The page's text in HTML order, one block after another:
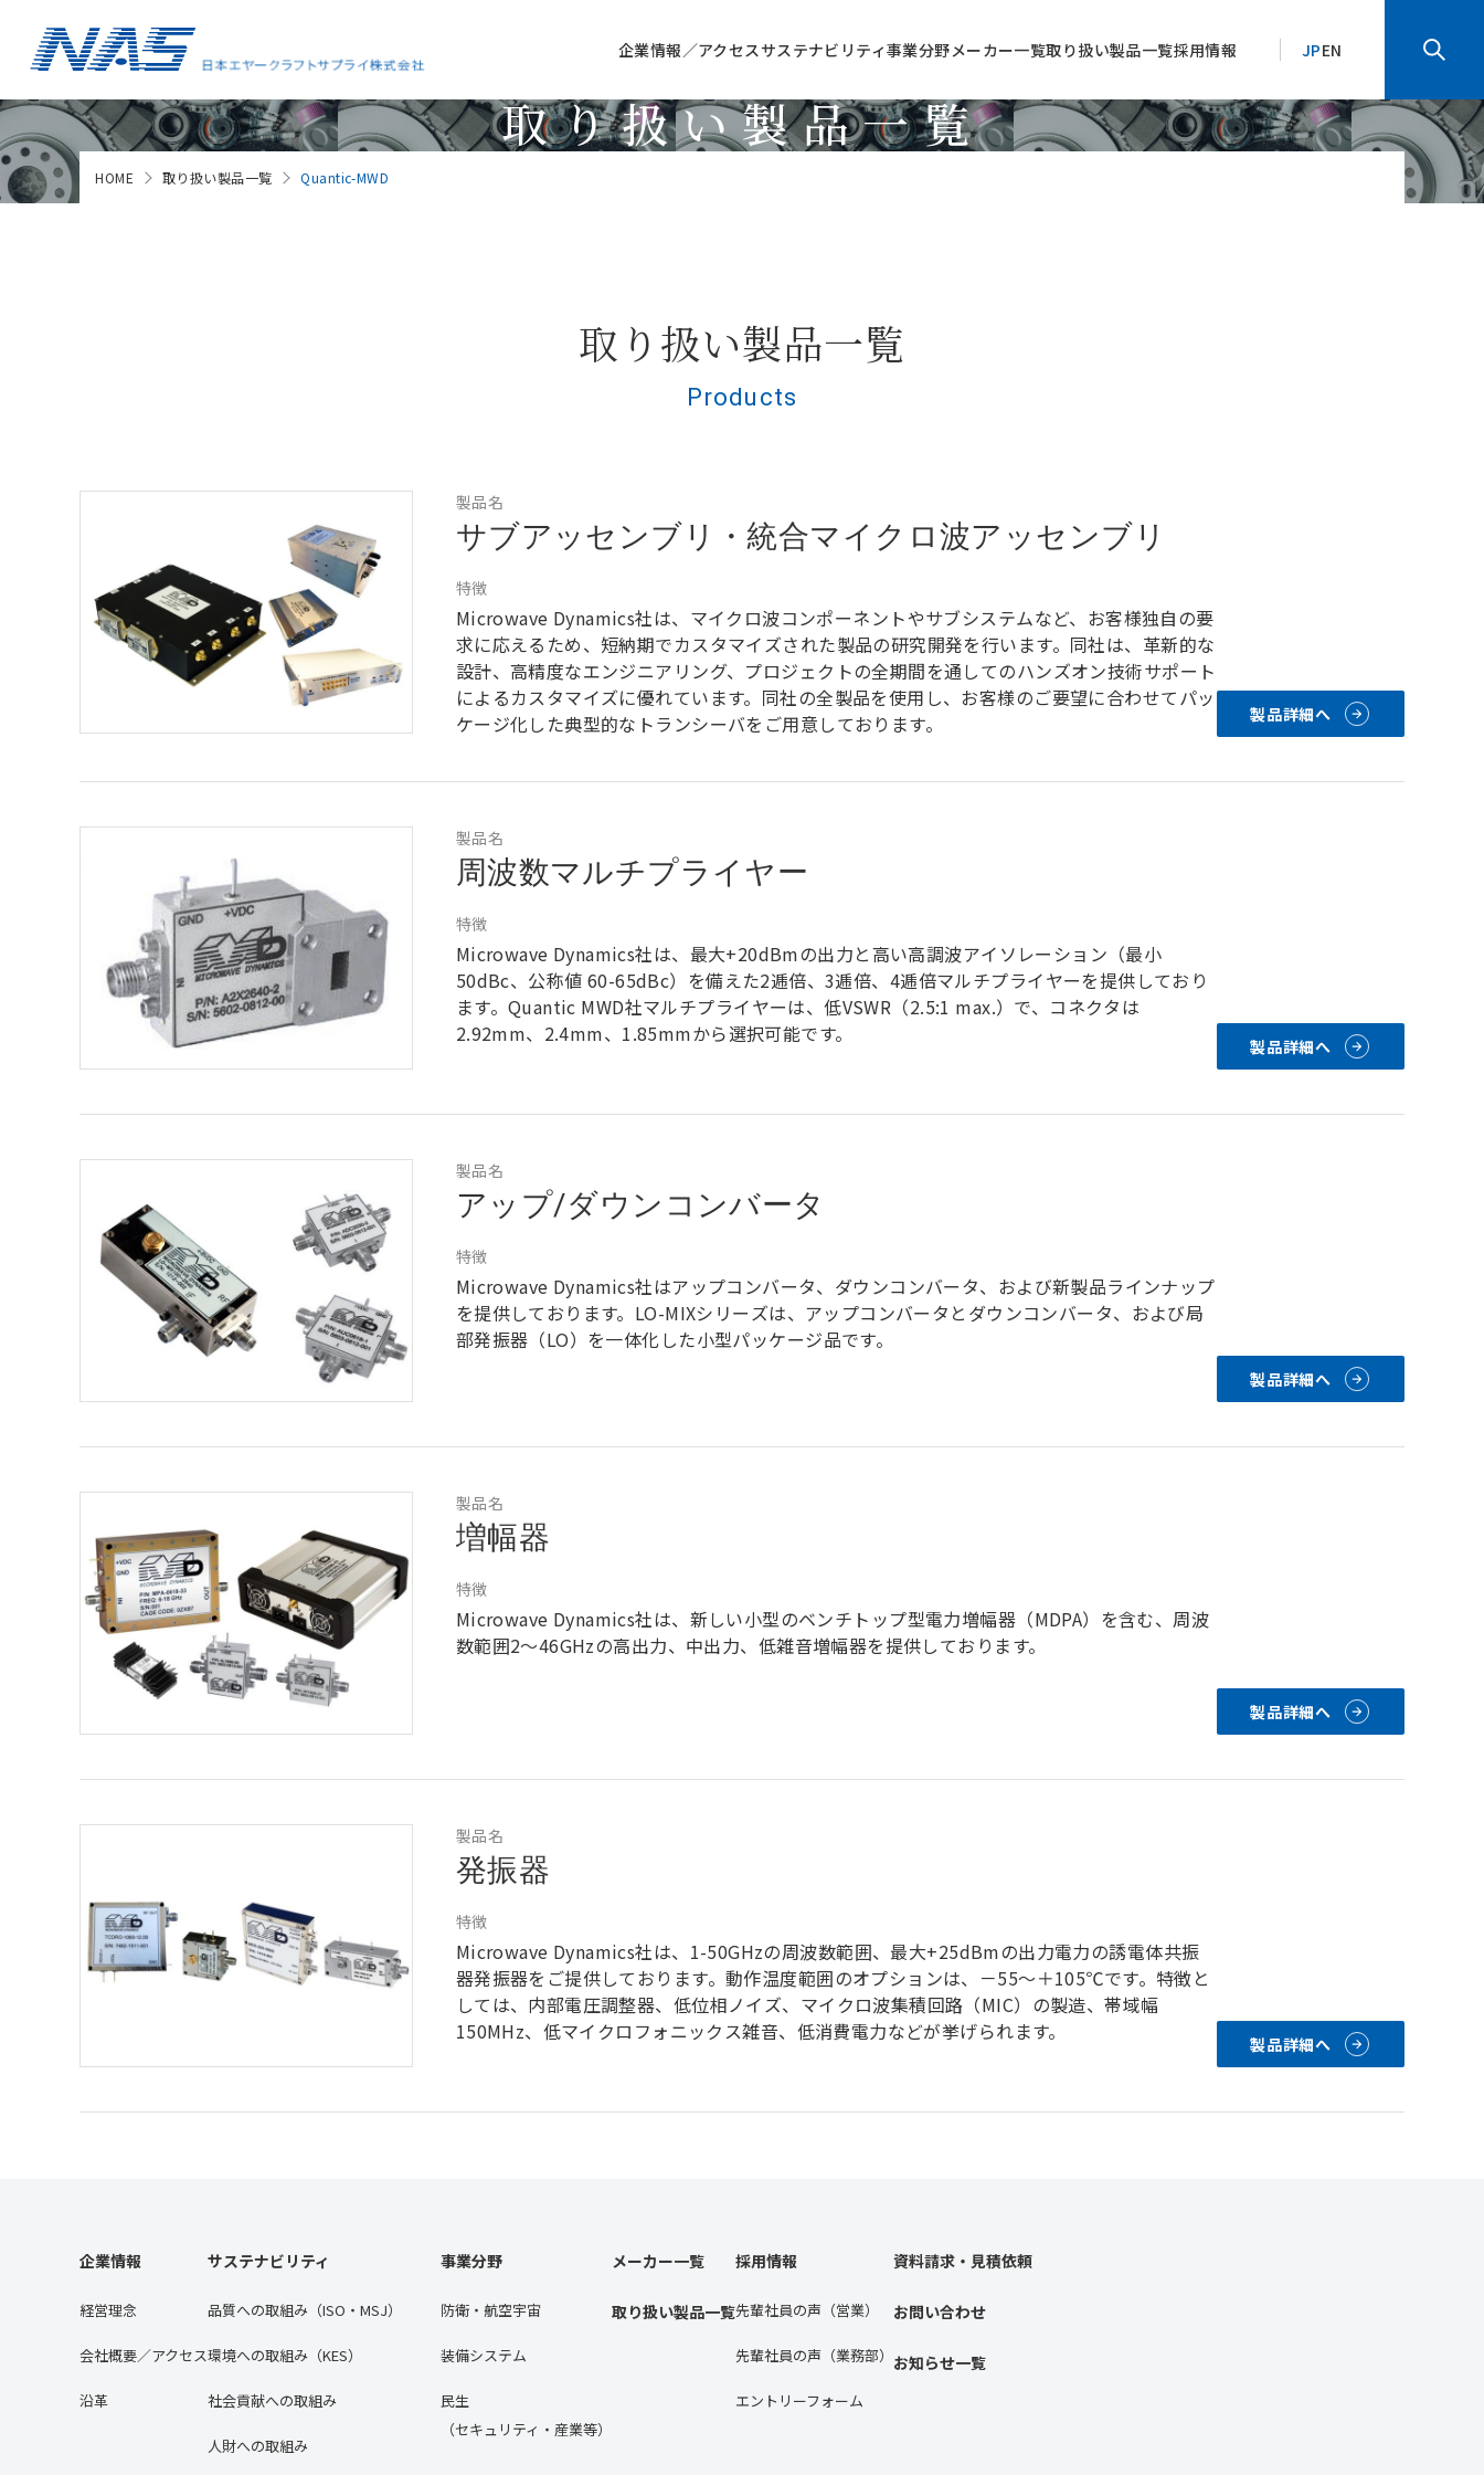
企業情報／アクセスサステナビリティ事業分野メーカー一覧取り扱い製品一覧採用情報 JPEN
取り扱い製品一覧
HOME 取り扱い製品一覧 Quantic-MWD
取り扱い製品一覧
Products
製品名
サブアッセンブリ・統合マイクロ波アッセンブリ
特徴
Microwave Dynamics社は、マイクロ波コンポーネントやサブシステムなど、お客様独自の要
求に応えるため、短納期でカスタマイズされた製品の研究開発を行います。同社は、革新的な
設計、高精度なエンジニアリング、プロジェクトの全期間を通してのハンズオン技術サポート
によるカスタマイズに優れています。同社の全製品を使用し、お客様のご要望に合わせてパッ
ケージ化した典型的なトランシーバをご用意しております。
製品詳細へ
製品名
周波数マルチプライヤー
特徴
Microwave Dynamics社は、最大+20dBmの出力と高い高調波アイソレーション（最小
50dBc、公称値 60-65dBc）を備えた2逓倍、3逓倍、4逓倍マルチプライヤーを提供しており
ます。Quantic MWD社マルチプライヤーは、低VSWR（2.5:1 max.）で、コネクタは
2.92mm、2.4mm、1.85mmから選択可能です。
製品詳細へ
製品名
アップ/ダウンコンバータ
特徴
Microwave Dynamics社はアップコンバータ、ダウンコンバータ、および新製品ラインナップ
を提供しております。LO-MIXシリーズは、アップコンバータとダウンコンバータ、および局
部発振器（LO）を一体化した小型パッケージ品です。
製品詳細へ
製品名
増幅器
特徴
Microwave Dynamics社は、新しい小型のベンチトップ型電力増幅器（MDPA）を含む、周波
数範囲2～46GHzの高出力、中出力、低雑音増幅器を提供しております。
製品詳細へ
製品名
発振器
特徴
Microwave Dynamics社は、1-50GHzの周波数範囲、最大+25dBmの出力電力の誘電体共振
器発振器をご提供しております。動作温度範囲のオプションは、－55～＋105℃です。特徴と
しては、内部電圧調整器、低位相ノイズ、マイクロ波集積回路（MIC）の製造、帯域幅
150MHz、低マイクロフォニックス雑音、低消費電力などが挙げられます。
製品詳細へ
企業情報
経営理念
会社概要／アクセス
沿⾰
サステナビリティ
品質への取組み（ISO・MSJ）
環境への取組み（KES）
社会貢献への取組み
人財への取組み
事業分野
防衛・航空宇宙
装備システム
民生
（セキュリティ・産業等）
メーカー一覧
取り扱い製品一覧
採用情報
先輩社員の声（営業）
先輩社員の声（業務部）
エントリーフォーム
資料請求・見積依頼
お問い合わせ
お知らせ一覧